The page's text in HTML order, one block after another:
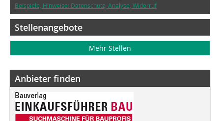
Beispiele, Hinweise: Datenschutz, Analyse, Widerruf
Stellenangebote
Mehr Stellen
Anbieter finden